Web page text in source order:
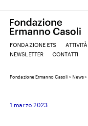
FONDAZIONE ETS ATTIVITÀ
NEWSLETTER
CONTATTI
Fondazione Ermanno Casoli > News>
1 marzo 2023